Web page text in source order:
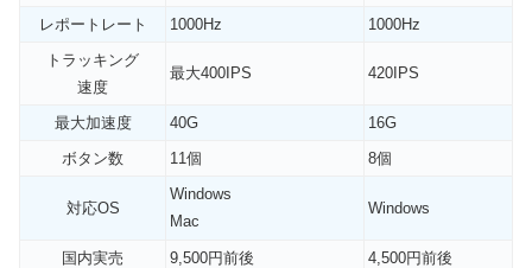
レポートレート
1000Hz
1000Hz
トラッキング
速度
最大400IPS 420IPS
最大加速度 40G
16G
ボタン数
11個 8個
対応OS
Windows
Mac
Windows
国内実売 9,500円前後
4,500円前後